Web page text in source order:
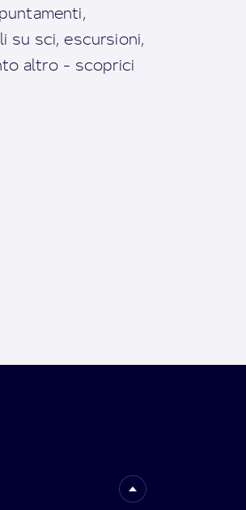
su sci, escursioni,
altro - scoprici